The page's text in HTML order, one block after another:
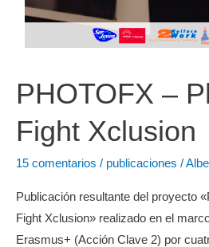
PHOTOFX –
Fight Xclusion
15 comentarios / publicaciones /
Publicación resultante del proyecto
Fight Xclusion» realizado en el
Erasmus+ (Acción Clave 2) por